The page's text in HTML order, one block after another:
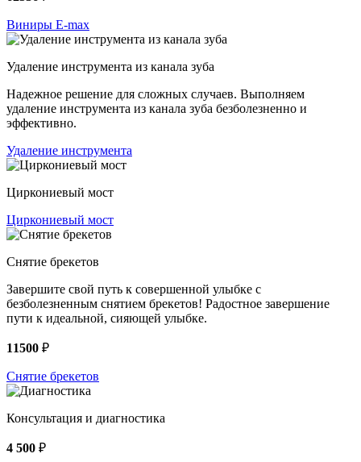
Виниры E-max
Удаление инструмента из канала зуба
Надежное решение для сложных случаев. Выполняем
удаление инструмента из канала зуба безболезненно и
эффективно.
Удаление инструмента
Циркониевый мост
Циркониевый мост
Снятие брекетов
Завершите свой путь к совершенной улыбке с
безболезненным снятием брекетов! Радостное завершение
пути к идеальной, сияющей улыбке.
11500 ₽
Снятие брекетов
Консультация и диагностика
4 500 ₽